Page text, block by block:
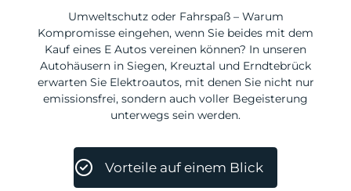
Umweltschutz oder Fahrspaß – Warum
Kompromisse eingehen, wenn Sie beides mit dem
Kauf eines E Autos vereinen können? In unseren
Autohäusern in Siegen, Kreuztal und Erndtebrück
erwarten Sie Elektroautos, mit denen Sie nicht nur
emissionsfrei, sondern auch voller Begeisterung
unterwegs sein werden.
Vorteile auf einem Blick